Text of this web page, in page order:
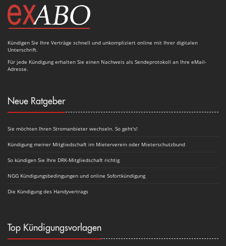
Kündigen Sie Ihre Verträge schnell und unkompliziert online mit Ihrer digitalen
Unterschrift.
Für jede Kündigung erhalten Sie einen Nachweis als Sendeprotokoll an Ihre eMail-
Adresse.
Neue Ratgeber
Sie möchten Ihren Stromanbieter wechseln. So geht's!
Kündigung meiner Mitgliedschaft im Mieterverein oder Mieterschutzbund
So kündigen Sie Ihre DRK-Mitgliedschaft richtig
NGG Kündigungsbedingungen und online Sofortkündigung
Die Kündigung des Handyvertrags
Top Kündigungsvorlagen